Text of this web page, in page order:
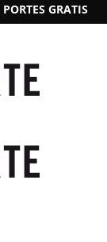
PORTES GRATIS